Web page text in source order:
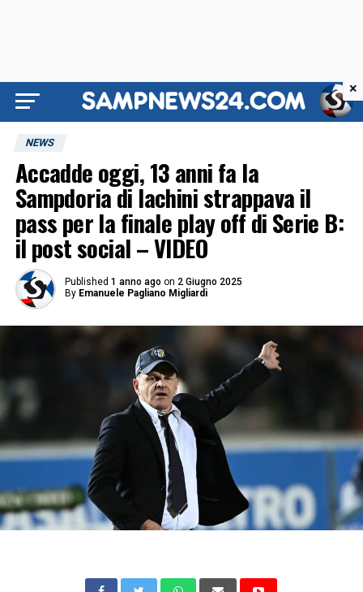
NEWS
Accadde oggi, 13 anni fa la
Sampdoria di Iachini strappava il
pass per la finale play off di Serie B:
il post social – VIDEO
Published 1 anno ago on 2 Giugno 2025
By Emanuele Pagliano Migliardi
×